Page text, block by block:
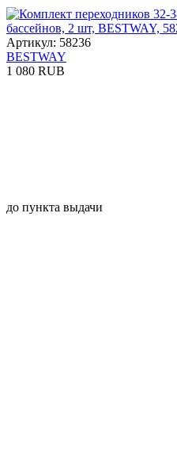
Артикул: 58236
BESTWAY
1 080 RUB
до пункта выдачи